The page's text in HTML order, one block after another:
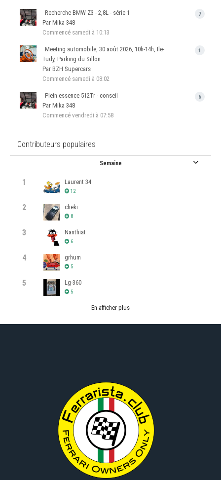
7
Recherche BMW Z3 - 2,8L - série 1
Par Mika 348
Commencé samedi à 10:13
1
Meeting automobile, 30 août 2026, 10h-14h, Ile-
Tudy, Parking du Sillon
Par BZH Supercars
Commencé samedi à 08:02
6
Plein essence 512Tr - conseil
Par Mika 348
Commencé vendredi à 07:58
Contributeurs populaires
Semaine
1 Laurent 34
12
2 cheki
8
3 Nanthiat
6
4 grhum
5
5 Lg-360
5
En afficher plus